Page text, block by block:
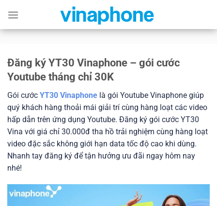
content
Đăng ký YT30 Vinaphone – gói cước
Youtube tháng chỉ 30K
Gói cước YT30 Vinaphone là gói Youtube Vinaphone giúp
quý khách hàng thoải mái giải trí cùng hàng loạt các video
hấp dẫn trên ứng dụng Youtube. Đăng ký gói cước YT30
Vina với giá chỉ 30.000đ tha hồ trải nghiệm cùng hàng loạt
video đặc sắc không giới hạn data tốc độ cao khi dùng.
Nhanh tay đăng ký để tận hưởng ưu đãi ngay hôm nay
nhé!